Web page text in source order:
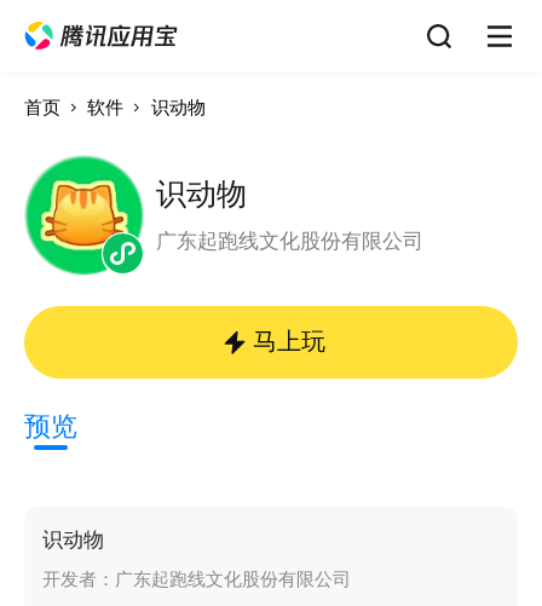
首页 软件 识动物
识动物
广东起跑线文化股份有限公司
马上玩
预览
识动物
开发者： 广东起跑线文化股份有限公司